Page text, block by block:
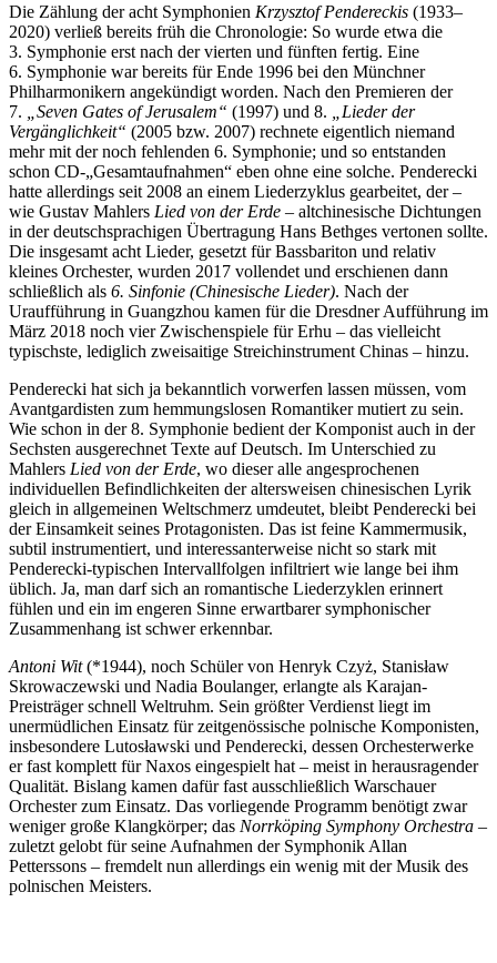
Die Zählung der acht Symphonien Krzysztof Pendereckis (1933‒
2020) verließ bereits früh die Chronologie: So wurde etwa die
3. Symphonie erst nach der vierten und fünften fertig. Eine
6. Symphonie war bereits für Ende 1996 bei den Münchner
Philharmonikern angekündigt worden. Nach den Premieren der
7.
Seven Gates of Jerusalem“ (1997) und 8.
„Lieder der
Vergänglichkeit“ (2005 bzw. 2007) rechnete eigentlich niemand
mehr mit der noch fehlenden 6. Symphonie; und so entstanden
schon CD-„Gesamtaufnahmen“ eben ohne eine solche. Penderecki
hatte allerdings seit 2008 an einem Liederzyklus gearbeitet, der –
wie Gustav Mahlers Lied von der Erde – altchinesische Dichtungen
in der deutschsprachigen Übertragung Hans Bethges vertonen sollte.
Die insgesamt acht Lieder, gesetzt für Bassbariton und relativ
kleines Orchester, wurden 2017 vollendet und erschienen dann
schließlich als 6. Sinfonie (Chinesische Lieder). Nach der
Uraufführung in Guangzhou kamen für die Dresdner Aufführung im
März 2018 noch vier Zwischenspiele für Erhu – das vielleicht
typischste, lediglich zweisaitige Streichinstrument Chinas – hinzu.
Penderecki hat sich ja bekanntlich vorwerfen lassen müssen, vom
Avantgardisten zum hemmungslosen Romantiker mutiert zu sein.
Wie schon in der 8. Symphonie bedient der Komponist auch in der
Sechsten ausgerechnet Texte auf Deutsch. Im Unterschied zu
Mahlers Lied von der Erde, wo dieser alle angesprochenen
individuellen Befindlichkeiten der altersweisen chinesischen Lyrik
gleich in allgemeinen Weltschmerz umdeutet, bleibt Penderecki bei
der Einsamkeit seines Protagonisten. Das ist feine Kammermusik,
subtil instrumentiert, und interessanterweise nicht so stark mit
Penderecki-typischen Intervallfolgen infiltriert wie lange bei ihm
üblich. Ja, man darf sich an romantische Liederzyklen erinnert
fühlen und ein im engeren Sinne erwartbarer symphonischer
Zusammenhang ist schwer erkennbar.
Antoni Wit(*1944), noch Schüler von Henryk Czyż, Stanisław
Skrowaczewski und Nadia Boulanger, erlangte als Karajan-
Preisträger schnell Weltruhm. Sein größter Verdienst liegt im
unermüdlichen Einsatz für zeitgenössische polnische Komponisten,
insbesondere Lutosławski und Penderecki, dessen Orchesterwerke
er fast komplett für Naxos eingespielt hat – meist in herausragender
Qualität. Bislang kamen dafür fast ausschließlich Warschauer
Orchester zum Einsatz. Das vorliegende Programm benötigt zwar
weniger große Klangkörper; das Norrköping Symphony Orchestra –
zuletzt gelobt für seine Aufnahmen der Symphonik Allan
Petterssons – fremdelt nun allerdings ein wenig mit der Musik des
polnischen Meisters.